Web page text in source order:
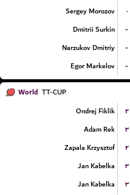
Sergey Morozov
۰
Dmitrii Surkin
-
Narzukov Dmitriy
-
Egor Markelov
-
World TT-CUP
Ondrej Fiklik
۲
Adam Rek
۳
Zapala Krzysztof
۲
Jan Kabelka
۳
Jan Kabelka
۳